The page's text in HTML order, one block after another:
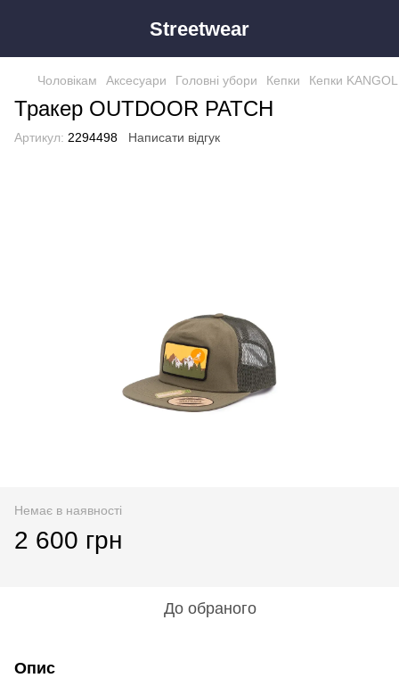
Streetwear
Чоловікам Аксесуари Головні убори Кепки Кепки KANGOL
Тракер OUTDOOR PATCH
Артикул: 2294498 Написати відгук
Немає в наявності
2 600 грн
До обраного
Опис